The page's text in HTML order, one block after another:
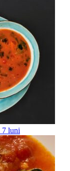
7 luni